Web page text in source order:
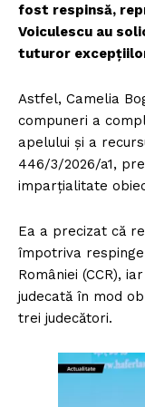
fost respinsă,
Voiculescu au
tuturor
Astfel, Camelia
compuneri a
apelului și a
446/3/2026/a1,
imparțialitate
Ea a precizat că
împotriva
României (CCR),
judecată în mod
trei judecători.